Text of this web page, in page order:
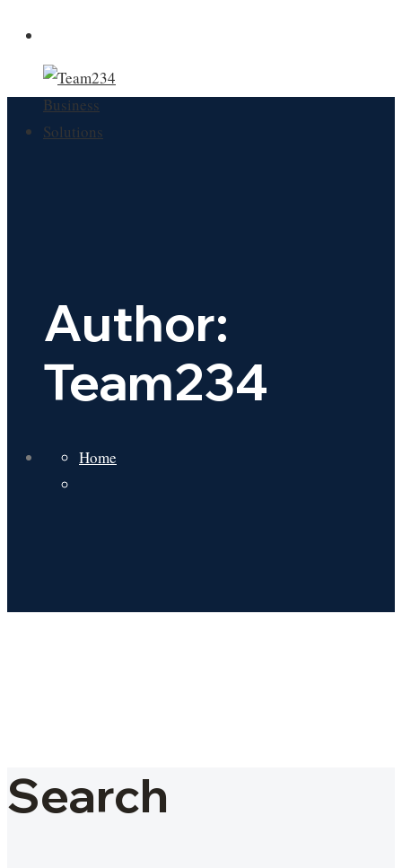
Author:
Team234
Home
Search